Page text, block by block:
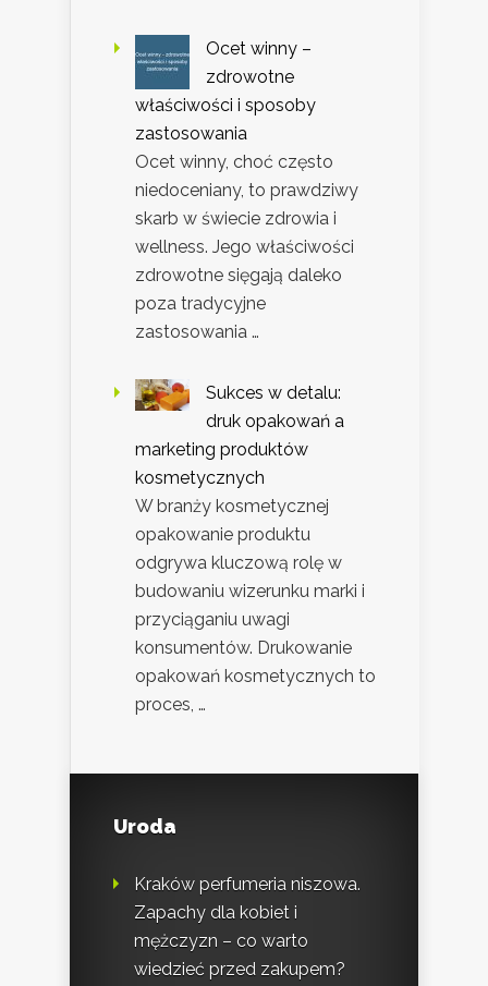
Ocet winny –
zdrowotne
właściwości i sposoby
zastosowania
Ocet winny, choć często
niedoceniany, to prawdziwy
skarb w świecie zdrowia i
wellness. Jego właściwości
zdrowotne sięgają daleko
poza tradycyjne
zastosowania …
Sukces w detalu:
druk opakowań a
marketing produktów
kosmetycznych
W branży kosmetycznej
opakowanie produktu
odgrywa kluczową rolę w
budowaniu wizerunku marki i
przyciąganiu uwagi
konsumentów. Drukowanie
opakowań kosmetycznych to
proces, …
Uroda
Kraków perfumeria niszowa.
Zapachy dla kobiet i
mężczyzn – co warto
wiedzieć przed zakupem?